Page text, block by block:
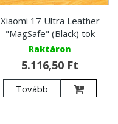
Xiaomi 17 Ultra Leather
"MagSafe" (Black) tok
Raktáron
5.116,50 Ft
Tovább